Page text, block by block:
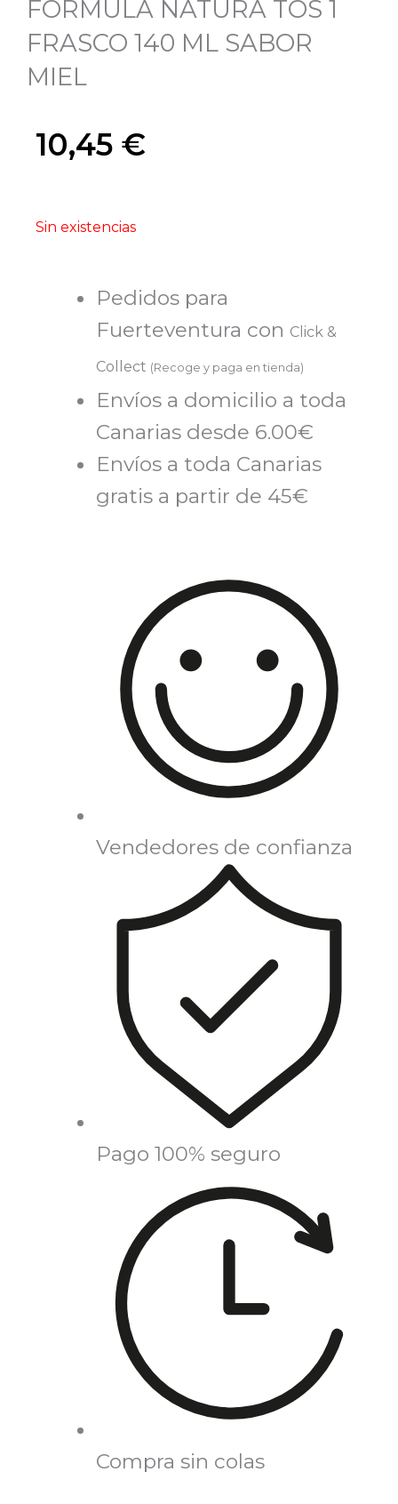
FORMULA NATURA TOS 1
FRASCO 140 ML SABOR
MIEL
10,45 €
Sin existencias
Pedidos para
Fuerteventura con Click &
Collect (Recoge y paga en tienda)
Envíos a domicilio a toda
Canarias desde 6.00€
Envíos a toda Canarias
gratis a partir de 45€
Vendedores de confianza
Pago 100% seguro
Compra sin colas